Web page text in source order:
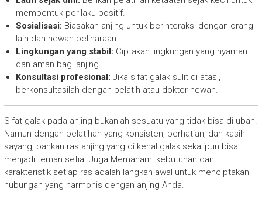
membentuk perilaku positif.
Sosialisasi: Biasakan anjing untuk berinteraksi dengan orang
lain dan hewan peliharaan.
Lingkungan yang stabil: Ciptakan lingkungan yang nyaman
dan aman bagi anjing.
Konsultasi profesional: Jika sifat galak sulit di atasi,
berkonsultasilah dengan pelatih atau dokter hewan.
Sifat galak pada anjing bukanlah sesuatu yang tidak bisa di ubah.
Namun dengan pelatihan yang konsisten, perhatian, dan kasih
sayang, bahkan ras anjing yang di kenal galak sekalipun bisa
menjadi teman setia. Juga Memahami kebutuhan dan
karakteristik setiap ras adalah langkah awal untuk menciptakan
hubungan yang harmonis dengan anjing Anda.